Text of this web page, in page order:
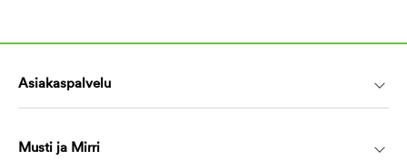
Asiakaspalvelu
Musti ja Mirri